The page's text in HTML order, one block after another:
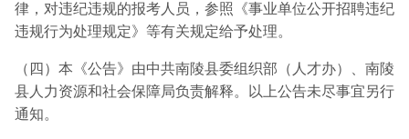
律，对违纪违规的报考人员，参照《事业单位公开招聘违纪
违规行为处理规定》等有关规定给予处理。
（四）本《公告》由中共南陵县委组织部（人才办）、南陵
县人力资源和社会保障局负责解释。以上公告未尽事宜另行
通知。